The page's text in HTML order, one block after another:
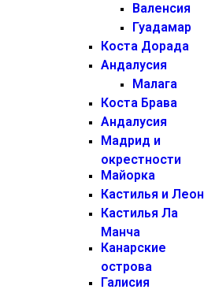
Валенсия
Гуадамар
Коста Дорада
Андалусия
Малага
Коста Брава
Андалусия
Мадрид и
окрестности
Майорка
Кастилья и Леон
Кастилья Ла
Манча
Канарские
острова
Галисия